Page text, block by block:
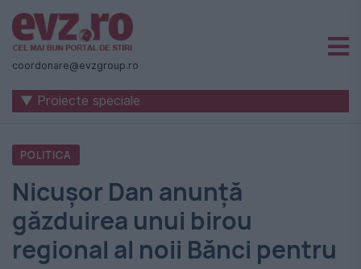
Știri
naționale
internaționale
România
-
Evenimentul
Zilei
coordonare@evzgroup.ro
▼ Proiecte speciale
POLITICA
Nicușor Dan anunță
găzduirea unui birou
regional al noii Bănci pentru